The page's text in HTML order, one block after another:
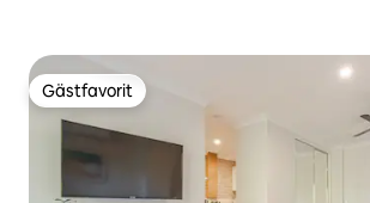
Gästfavorit
Gästfavorit